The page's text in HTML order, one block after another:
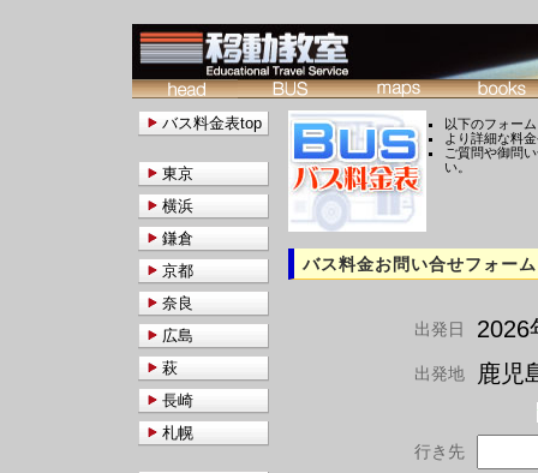
以下のフォー
より詳細な料
ご質問や御問
い。
バス料金お問い合せフォーム
出発日 2026
出発地 鹿児
行き先
バス料金表top
東京
横浜
鎌倉
京都
奈良
広島
萩
長崎
札幌